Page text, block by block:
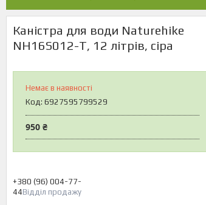
Каністра для води Naturehike
NH16S012-T, 12 літрів, сіра
Немає в наявності
Код: 6927595799529
950 ₴
+380 (96) 004-77-
44Відділ продажу